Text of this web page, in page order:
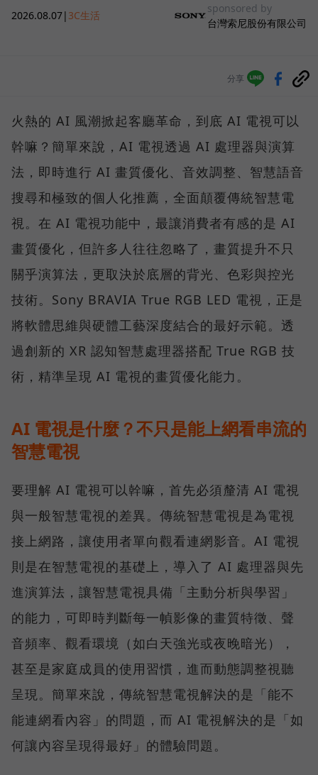
2026.08.07| 3C生活
sponsored by
台灣索尼股份有限公司
分享
火熱的 AI 風潮掀起客廳革命，到底 AI 電視可以
幹嘛？簡單來說，AI 電視透過 AI 處理器與演算
法，即時進行 AI 畫質優化、音效調整、智慧語音
搜尋和極致的個人化推薦，全面顛覆傳統智慧電
視。在 AI 電視功能中，最讓消費者有感的是 AI
畫質優化，但許多人往往忽略了，畫質提升不只
關乎演算法，更取決於底層的背光、色彩與控光
技術。Sony BRAVIA True RGB LED 電視，正是
將軟體思維與硬體工藝深度結合的最好示範。透
過創新的 XR 認知智慧處理器搭配 True RGB 技
術，精準呈現 AI 電視的畫質優化能力。
AI 電視是什麼？不只是能上網看串流的
智慧電視
要理解 AI 電視可以幹嘛，首先必須釐清 AI 電視
與一般智慧電視的差異。傳統智慧電視是為電視
接上網路，讓使用者單向觀看連網影音。AI 電視
則是在智慧電視的基礎上，導入了 AI 處理器與先
進演算法，讓智慧電視具備「主動分析與學習」
的能力，可即時判斷每一幀影像的畫質特徵、聲
音頻率、觀看環境（如白天強光或夜晚暗光），
甚至是家庭成員的使用習慣，進而動態調整視聽
呈現。簡單來說，傳統智慧電視解決的是「能不
能連網看內容」的問題，而 AI 電視解決的是「如
何讓內容呈現得最好」的體驗問題。